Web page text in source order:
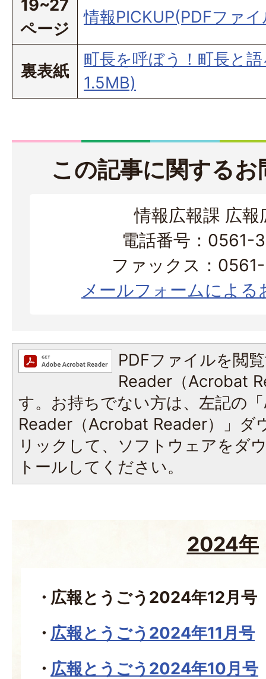
19~27
ページ
情報PICKUP(PDFファ
裏表紙
町長を呼ぼう！町長と
1.5MB)
この記事に関する
情報広報課 広報
電話番号：0561-
ファックス：
メールフォームによる
PDFファイルを閲
Reader（Acrobat
す。お持ちでない方は、左記の
Reader（Acrobat Reader）」ダ
リックして、ソフトウェアをダ
トールしてください。
2024年
広報とうごう2024年12月号
広報とうごう2024年11月号
広報とうごう2024年10月号